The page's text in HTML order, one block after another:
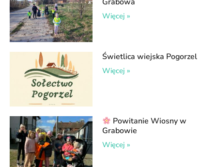
Więcej »
Świetlica wiejska Pogorzel
Więcej »
Powitanie Wiosny w
Grabowie
Więcej »